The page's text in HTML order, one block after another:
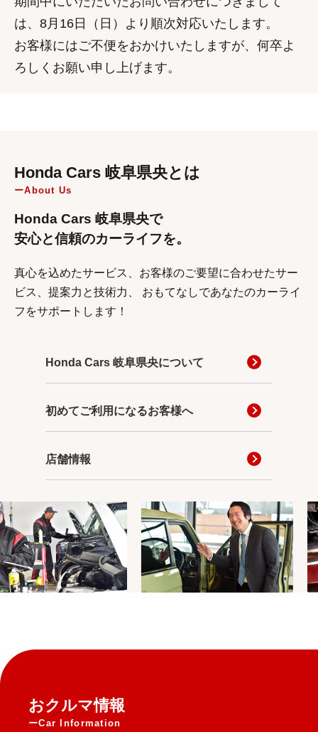
は、8月16日（日）より順次対応いたします。
お客様にはご不便をおかけいたしますが、何卒よ
ろしくお願い申し上げます。
Honda Cars 岐阜県央とは
About Us
Honda Cars 岐阜県央で
安心と信頼のカーライフを。
真心を込めたサービス、お客様のご要望に合わせたサー
ビス、提案力と技術力、
おもてなしであなたのカーライ
フをサポートします！
Honda Cars 岐阜県央について
初めてご利用になるお客様へ
店舗情報
おクルマ情報
Car Information